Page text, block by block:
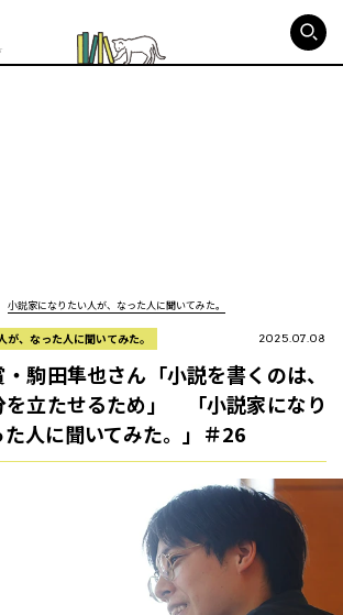
小説家になりたい人が、なった人に聞いてみた。
が、なった人に聞いてみた。 2025.07.08
駒田隼也さん「小説を書くのは、
を立たせるため」 「小説家になり
人に聞いてみた。」＃26